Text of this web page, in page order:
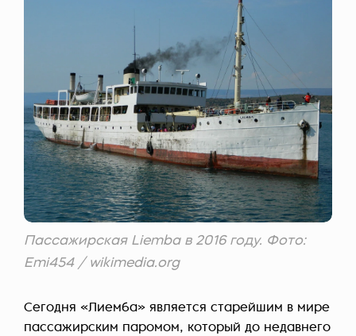
Пассажирская Liemba в 2016 году. Фото:
Emi454 / wikimedia.org
Сегодня «Лиемба» является старейшим в мире
пассажирским паромом, который до недавнего